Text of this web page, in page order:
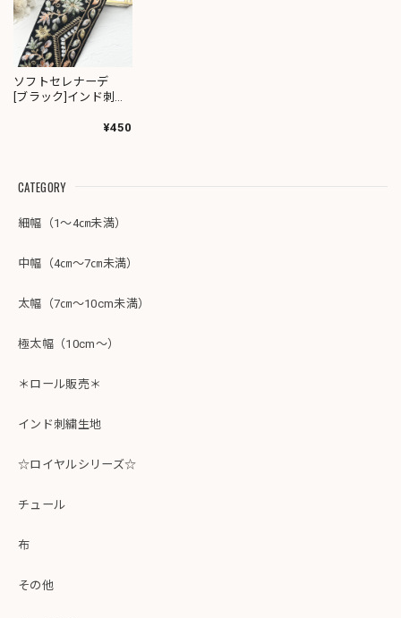
ソフトセレナーデ
[ブラック]インド刺繍
¥450
CATEGORY
細幅（1～4㎝未満）
中幅（4㎝～7㎝未満）
太幅（7㎝～10cm未満）
極太幅（10cm～）
＊ロール販売＊
インド刺繍生地
☆ロイヤルシリーズ☆
チュール
布
その他